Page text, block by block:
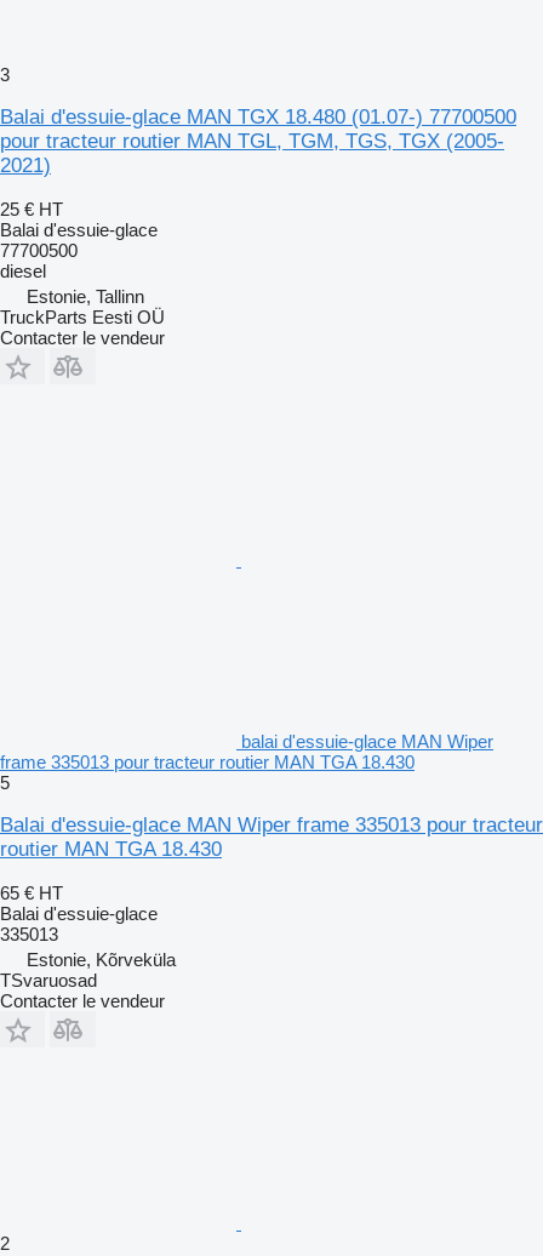
3
Balai d'essuie-glace MAN TGX 18.480 (01.07-) 77700500
pour tracteur routier MAN TGL, TGM, TGS, TGX (2005-
2021)
25 € HT
Balai d'essuie-glace
77700500
diesel
Estonie, Tallinn
TruckParts Eesti OÜ
Contacter le vendeur
balai d'essuie-glace MAN Wiper
frame 335013 pour tracteur routier MAN TGA 18.430
5
Balai d'essuie-glace MAN Wiper frame 335013 pour tracteur
routier MAN TGA 18.430
65 € HT
Balai d'essuie-glace
335013
Estonie, Kõrveküla
TSvaruosad
Contacter le vendeur
2